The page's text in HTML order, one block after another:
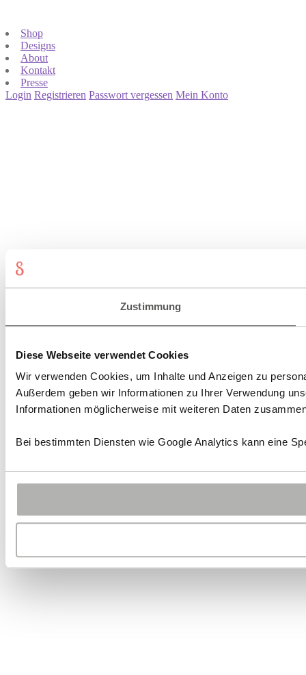
Zustimmung
Diese Webseite verwendet Cookies
Wir verwenden Cookies, um Inhalte und Anzeigen zu
Außerdem geben wir Informationen zu Ihrer Verwendung
Informationen möglicherweise mit weiteren Daten
Bei bestimmten Diensten wie Google Analytics kann eine
Shop
Designs
About
Kontakt
Presse
Login Registrieren Passwort vergessen Mein Konto